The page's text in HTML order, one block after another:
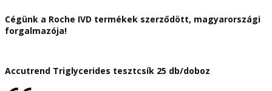
Cégünk a Roche IVD termékek szerződött, magyarországi
forgalmazója!
Accutrend Triglycerides tesztcsík 25 db/doboz